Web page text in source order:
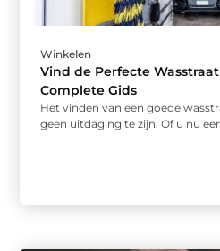
Winkelen
Vind de Perfecte
Complete Gids
Het vinden van een goede
geen uitdaging te zijn. Of u nu